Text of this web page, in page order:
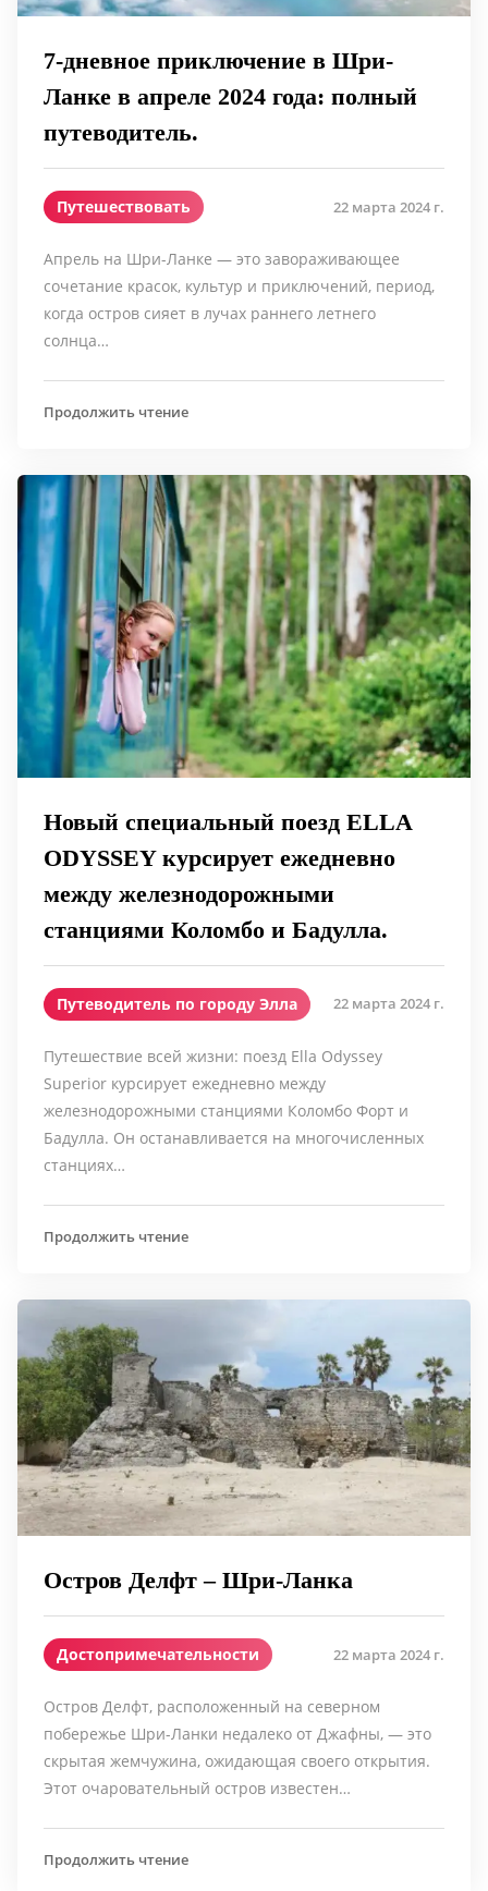
7-дневное приключение в Шри-
Ланке в апреле 2024 года: полный
путеводитель.
Путешествовать 22 марта 2024 г.
Апрель на Шри-Ланке — это завораживающее
сочетание красок, культур и приключений, период,
когда остров сияет в лучах раннего летнего
солнца…
Продолжить чтение
Новый специальный поезд ELLA
ODYSSEY курсирует ежедневно
между железнодорожными
станциями Коломбо и Бадулла.
Путеводитель по городу Элла 22 марта 2024 г.
Путешествие всей жизни: поезд Ella Odyssey
Superior курсирует ежедневно между
железнодорожными станциями Коломбо Форт и
Бадулла. Он останавливается на многочисленных
станциях…
Продолжить чтение
Остров Делфт – Шри-Ланка
Достопримечательности 22 марта 2024 г.
Остров Делфт, расположенный на северном
побережье Шри-Ланки недалеко от Джафны, — это
скрытая жемчужина, ожидающая своего открытия.
Этот очаровательный остров известен…
Продолжить чтение